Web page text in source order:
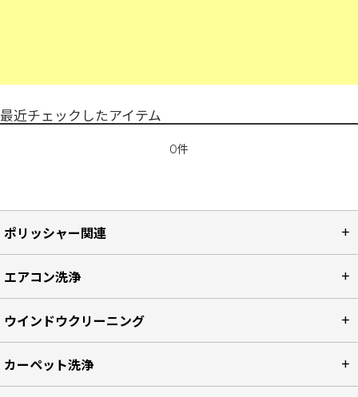
最近チェックしたアイテム
0件
ポリッシャー関連
エアコン洗浄
ウインドウクリーニング
カーペット洗浄